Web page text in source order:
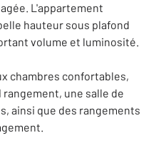
L'appartement
hauteur sous plafond
volume et luminosité.
chambres confortables,
une salle de
ainsi que des rangements